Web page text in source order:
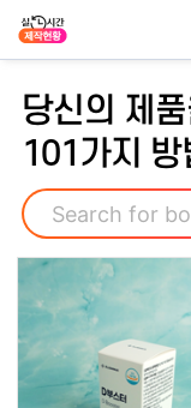
당신의 제
101가지